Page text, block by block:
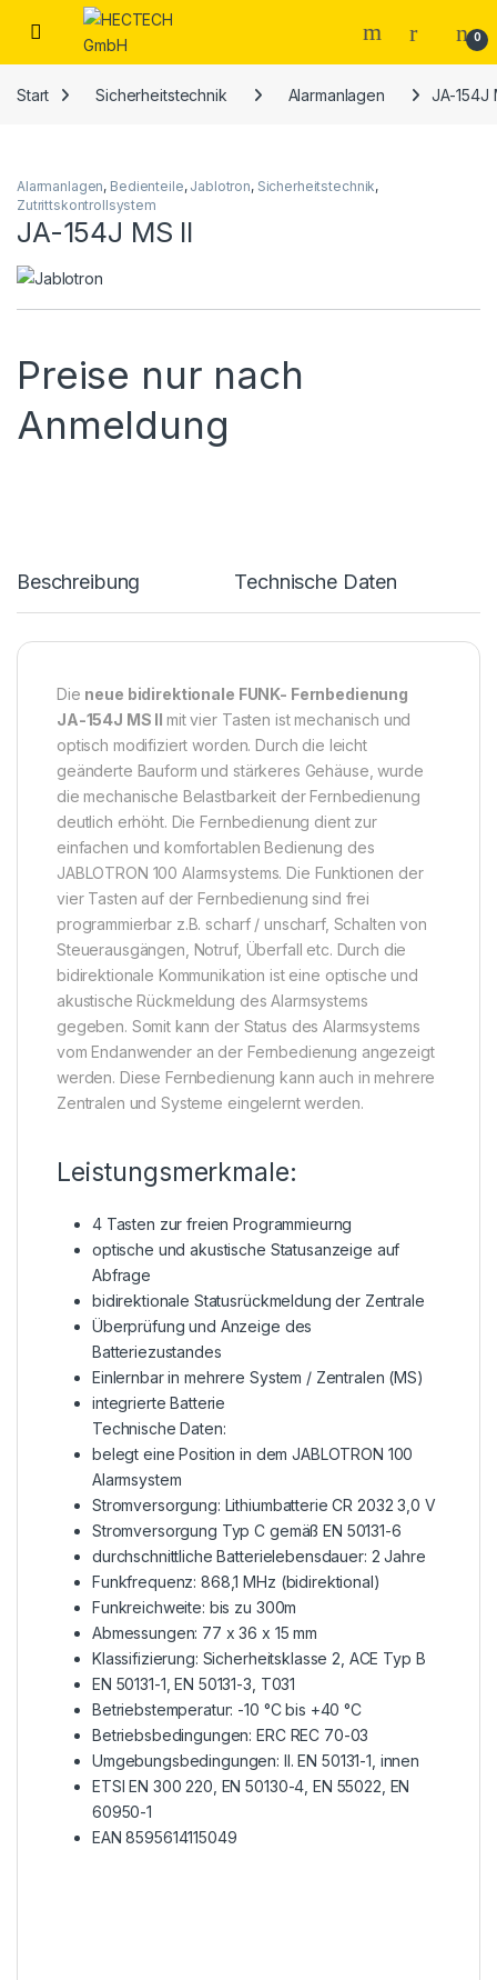
Open 0
Start Sicherheitstechnik Alarmanlagen JA-154J
Alarmanlagen, Bedienteile, Jablotron, Sicherheitstechnik,
Zutrittskontrollsystem
JA-154J MS II
Preise nur nach
Anmeldung
Beschreibung Technische Daten
Die neue bidirektionale FUNK- Fernbedienung
JA-154J MS IImit vier Tasten ist mechanisch und
optisch modifiziert worden. Durch die leicht
geänderte Bauform und stärkeres Gehäuse, wurde
die mechanische Belastbarkeit der Fernbedienung
deutlich erhöht. Die Fernbedienung dient zur
einfachen und komfortablen Bedienung des
JABLOTRON 100 Alarmsystems. Die Funktionen der
vier Tasten auf der Fernbedienung sind frei
programmierbar z.B. scharf / unscharf, Schalten von
Steuerausgängen, Notruf, Überfall etc. Durch die
bidirektionale Kommunikation ist eine optische und
akustische Rückmeldung des Alarmsystems
gegeben. Somit kann der Status des Alarmsystems
vom Endanwender an der Fernbedienung angezeigt
werden. Diese Fernbedienung kann auch in mehrere
Zentralen und Systeme eingelernt werden.
Leistungsmerkmale:
4 Tasten zur freien Programmieurng
optische und akustische Statusanzeige auf
Abfrage
bidirektionale Statusrückmeldung der Zentrale
Überprüfung und Anzeige des
Batteriezustandes
Einlernbar in mehrere System / Zentralen (MS)
integrierte Batterie
Technische Daten:
belegt eine Position in dem JABLOTRON 100
Alarmsystem
Stromversorgung: Lithiumbatterie CR 2032 3,0 V
Stromversorgung Typ C gemäß EN 50131-6
durchschnittliche Batterielebensdauer: 2 Jahre
Funkfrequenz: 868,1 MHz (bidirektional)
Funkreichweite: bis zu 300m
Abmessungen: 77 x 36 x 15 mm
Klassifizierung: Sicherheitsklasse 2, ACE Typ B
EN 50131-1, EN 50131-3, T031
Betriebstemperatur: -10 °C bis +40 °C
Betriebsbedingungen: ERC REC 70-03
Umgebungsbedingungen: II. EN 50131-1, innen
ETSI EN 300 220, EN 50130-4, EN 55022, EN
60950-1
EAN 8595614115049